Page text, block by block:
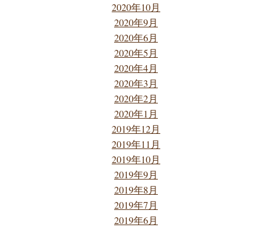
2020年10月
2020年9月
2020年6月
2020年5月
2020年4月
2020年3月
2020年2月
2020年1月
2019年12月
2019年11月
2019年10月
2019年9月
2019年8月
2019年7月
2019年6月